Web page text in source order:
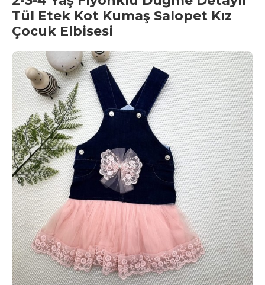
Tül Etek Kot Kumaş Salopet Kız
Çocuk Elbisesi